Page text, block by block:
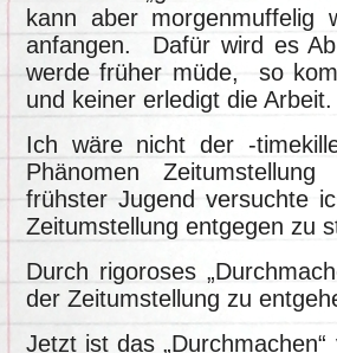
kann aber
anfangen. Dafür wird es
werde früher müde, so
und keiner erledigt die
Ich wäre nicht der -
Phänomen
frühster Jugend versuchte
Zeitumstellung entgegen zu
Durch rigoroses
der Zeitumstellung zu
Jetzt ist das